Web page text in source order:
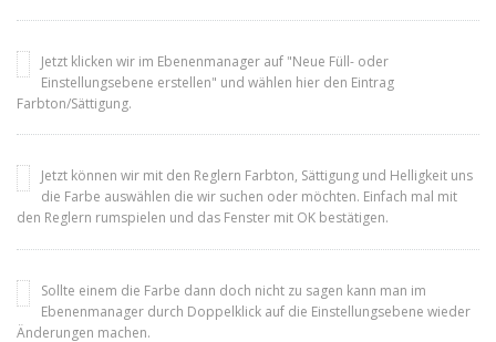
Jetzt klicken wir im Ebenenmanager auf "Neue Füll- oder
Einstellungsebene erstellen" und wählen hier den Eintrag
Farbton/Sättigung.
Jetzt können wir mit den Reglern Farbton, Sättigung und Helligkeit uns
die Farbe auswählen die wir suchen oder möchten. Einfach mal mit
den Reglern rumspielen und das Fenster mit OK bestätigen.
Sollte einem die Farbe dann doch nicht zu sagen kann man im
Ebenenmanager durch Doppelklick auf die Einstellungsebene wieder
Änderungen machen.